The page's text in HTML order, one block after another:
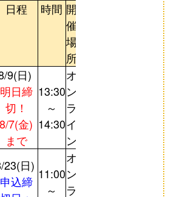
日程 時間 開
催
場
所
9(日)
明日締
切！
8/7(金)
まで
13:30
～
14:30
オ
ン
ラ
イ
ン
23(日)
申込締 11:00
～
オ
ン
ラ